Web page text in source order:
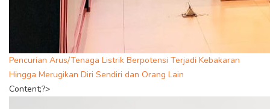
Pencurian Arus/Tenaga Listrik Berpotensi Terjadi Kebakaran
Hingga Merugikan Diri Sendiri dan Orang Lain
Content;?>